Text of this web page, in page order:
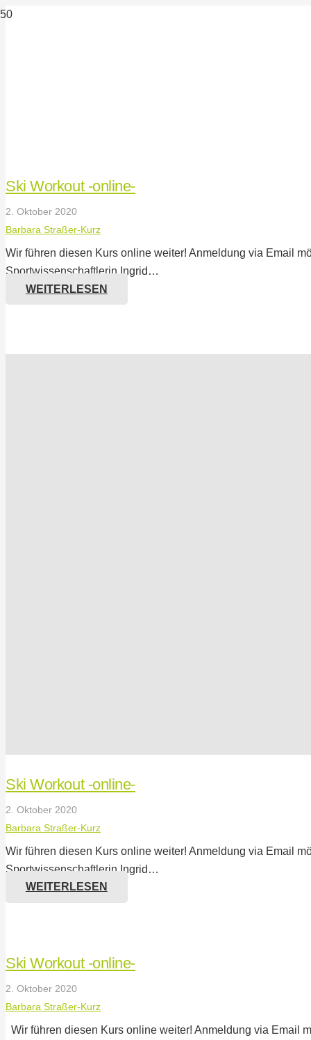
Ski Workout -online-
2. Oktober 2020
Barbara Straßer-Kurz
Wir führen diesen Kurs online weiter! Anmeldung via Email
Sportwissenschaftlerin Ingrid…
WEITERLESEN
Ski Workout -online-
2. Oktober 2020
Barbara Straßer-Kurz
Wir führen diesen Kurs online weiter! Anmeldung via Email
Sportwissenschaftlerin Ingrid…
WEITERLESEN
Ski Workout -online-
2. Oktober 2020
Barbara Straßer-Kurz
Wir führen diesen Kurs online weiter! Anmeldung via Email